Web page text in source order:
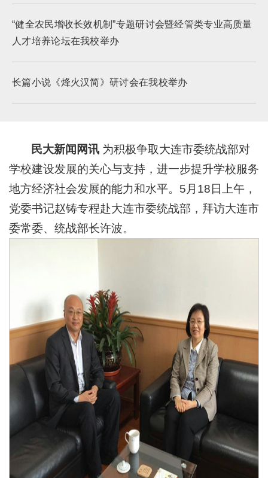
“健全农民增收长效机制”专题研讨会暨经管类专业高质量
人才培养论坛在我校举办
长篇小说《烽火汉简》研讨会在我校举办
民大新闻网讯 为积极争取大连市委统战部对
学校建设发展的关心与支持，进一步提升学校服务
地方经济社会发展的能力和水平。5月18日上午，
党委书记赵铸专程赴大连市委统战部，拜访大连市
委常委、统战部长许波。